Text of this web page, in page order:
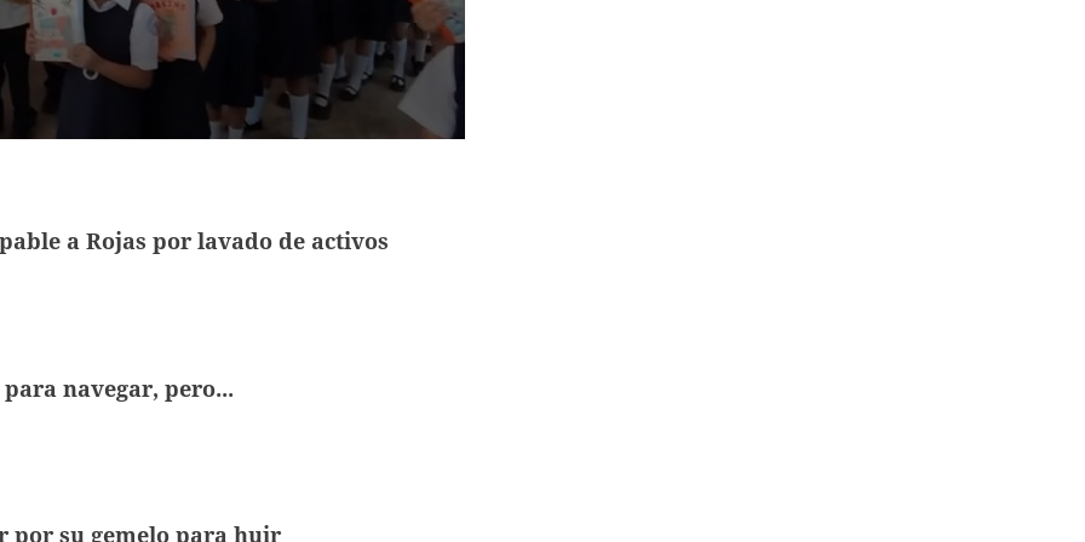
a Rojas por lavado de activos
navegar, pero...
por su gemelo para huir